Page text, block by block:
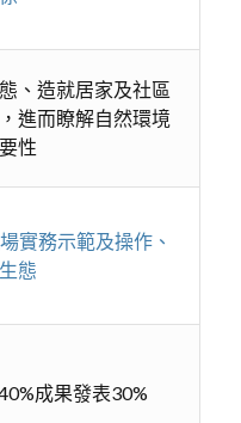
、造就居家及社區
進而瞭解自然環境
性
實務示範及操作、
態
成果發表30%